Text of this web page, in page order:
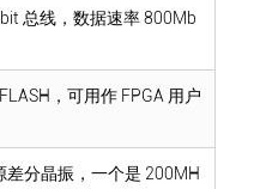
总线，数据速率 800Mb
，可用作 FPGA 用户
差分晶振，一个是 200MH